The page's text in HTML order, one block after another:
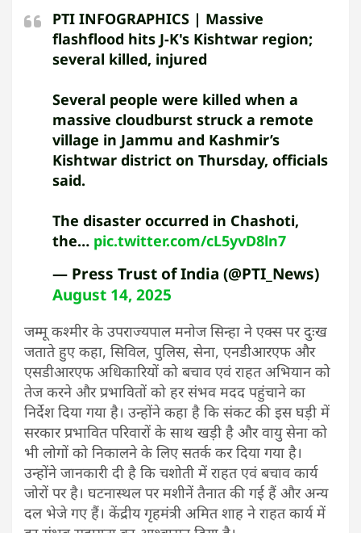
PTI INFOGRAPHICS | Massive
flashflood hits J-K's Kishtwar region;
several killed, injured
Several people were killed when a
massive cloudburst struck a remote
village in Jammu and Kashmir’s
Kishtwar district on Thursday, officials
said.
The disaster occurred in Chashoti,
the… pic.twitter.com/cL5yvD8ln7
— Press Trust of India (@PTI_News)
August 14, 2025
जम्मू कश्मीर के उपराज्यपाल मनोज सिन्हा ने एक्स पर दुःख
जताते हुए कहा, सिविल, पुलिस, सेना, एनडीआरएफ और
एसडीआरएफ अधिकारियों को बचाव एवं राहत अभियान को
तेज करने और प्रभावितों को हर संभव मदद पहुंचाने का
निर्देश दिया गया है। उन्होंने कहा है कि संकट की इस घड़ी में
सरकार प्रभावित परिवारों के साथ खड़ी है और वायु सेना को
भी लोगों को निकालने के लिए सतर्क कर दिया गया है।
उन्होंने जानकारी दी है कि चशोती में राहत एवं बचाव कार्य
जोरों पर है। घटनास्थल पर मशीनें तैनात की गई हैं और अन्य
दल भेजे गए हैं। केंद्रीय गृहमंत्री अमित शाह ने राहत कार्य में